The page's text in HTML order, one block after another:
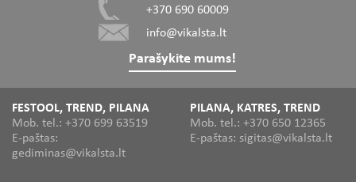
+370 690 60009
info@vikalsta.lt
Parašykite mums!
FESTOOL, TREND, PILANA
Mob. tel.: +370 699 63519
E-paštas:
gediminas@vikalsta.lt
PILANA, KATRES, TREND
Mob. tel.: +370 650 12365
E-paštas: sigitas@vikalsta.lt